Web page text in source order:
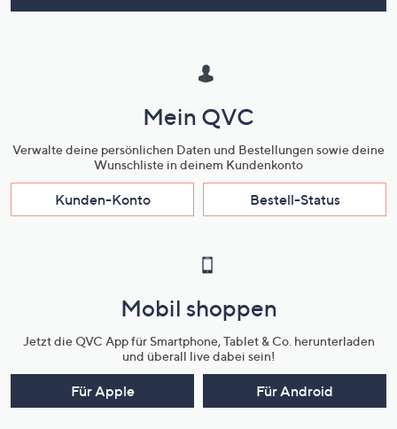
Mein QVC
Verwalte deine persönlichen Daten und Bestellungen sowie deine
Wunschliste in deinem Kundenkonto
Kunden-Konto Bestell-Status
Mobil shoppen
Jetzt die QVC App für Smartphone, Tablet & Co. herunterladen
und überall live dabei sein!
Für Apple Für Android